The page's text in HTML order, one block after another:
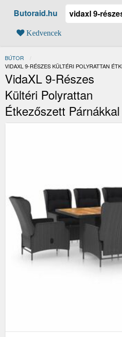
Butoraid.hu
Kedvencek
BÚTOR
JELENLEGI:
VIDAXL 9-RÉSZES KÜLTÉRI POLYRATTAN
VidaXL 9-Részes
Kültéri Polyrattan
Étkezőszett Párnákkal